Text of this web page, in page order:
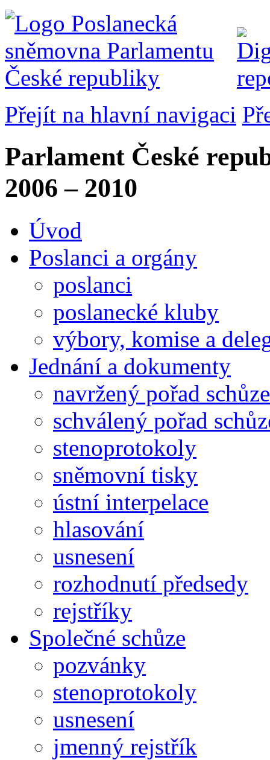
Přejít na hlavní navigaci
Parlament České
2006 – 2010
Úvod
Poslanci a orgány
poslanci
poslanecké kluby
výbory, komise a
Jednání a dokumenty
navržený pořad schůze
schválený pořad
stenoprotokoly
sněmovní tisky
ústní interpelace
hlasování
usnesení
rozhodnutí předsedy
rejstříky
Společné schůze
pozvánky
stenoprotokoly
usnesení
jmenný rejstřík